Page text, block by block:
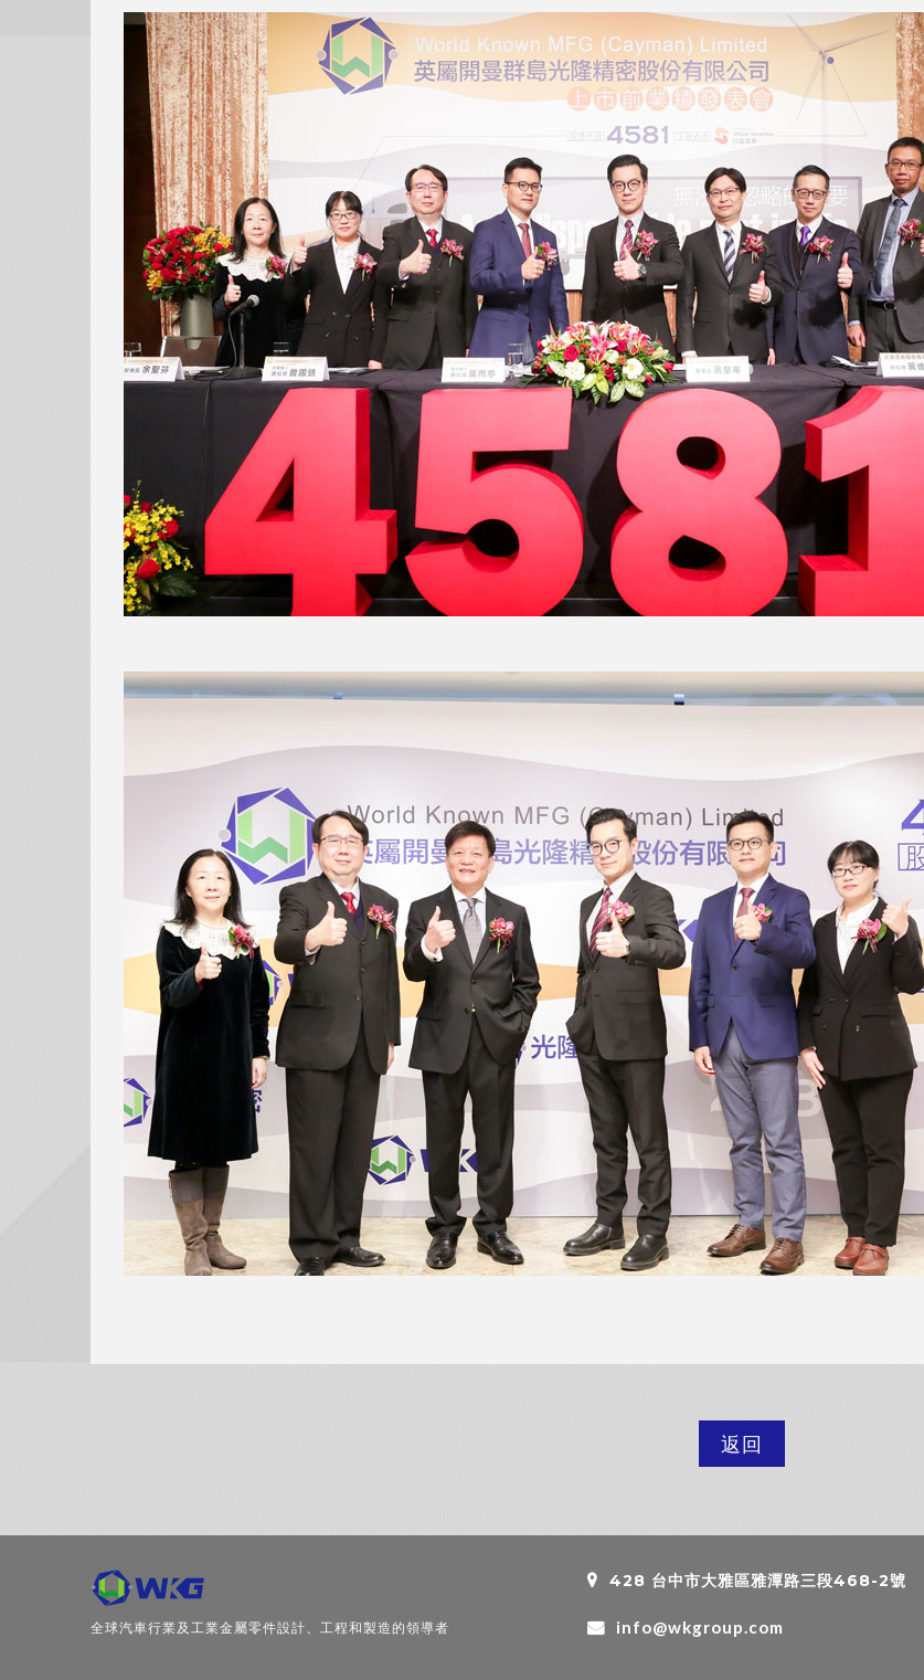
返回
全球汽車行業及工業金屬零件設計、工程和製造的領導者
428 台中市大雅區雅潭路三段468-2號
info@wkgroup.com